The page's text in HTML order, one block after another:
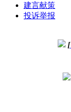
建言献策
投诉举报
[